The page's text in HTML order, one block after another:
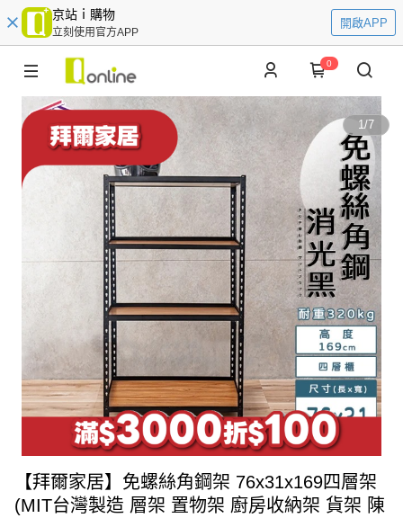
京站ｉ購物
立刻使用官方APP
開啟APP
0
1/7
【拜爾家居】免螺絲角鋼架 76x31x169四層架
(MIT台灣製造 層架 置物架 廚房收納架 貨架 陳